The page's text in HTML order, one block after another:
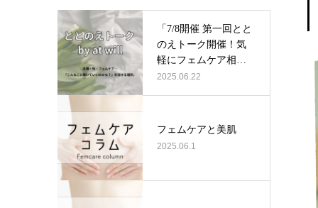
「7/8開催 第一回とと
のえトーク開催！気
軽にフェムケア相
談」
2025.06.22
​​フェムケアと美肌
2025.06.1